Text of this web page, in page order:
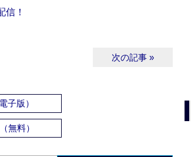
！
次の記事 »
子版）
無料）